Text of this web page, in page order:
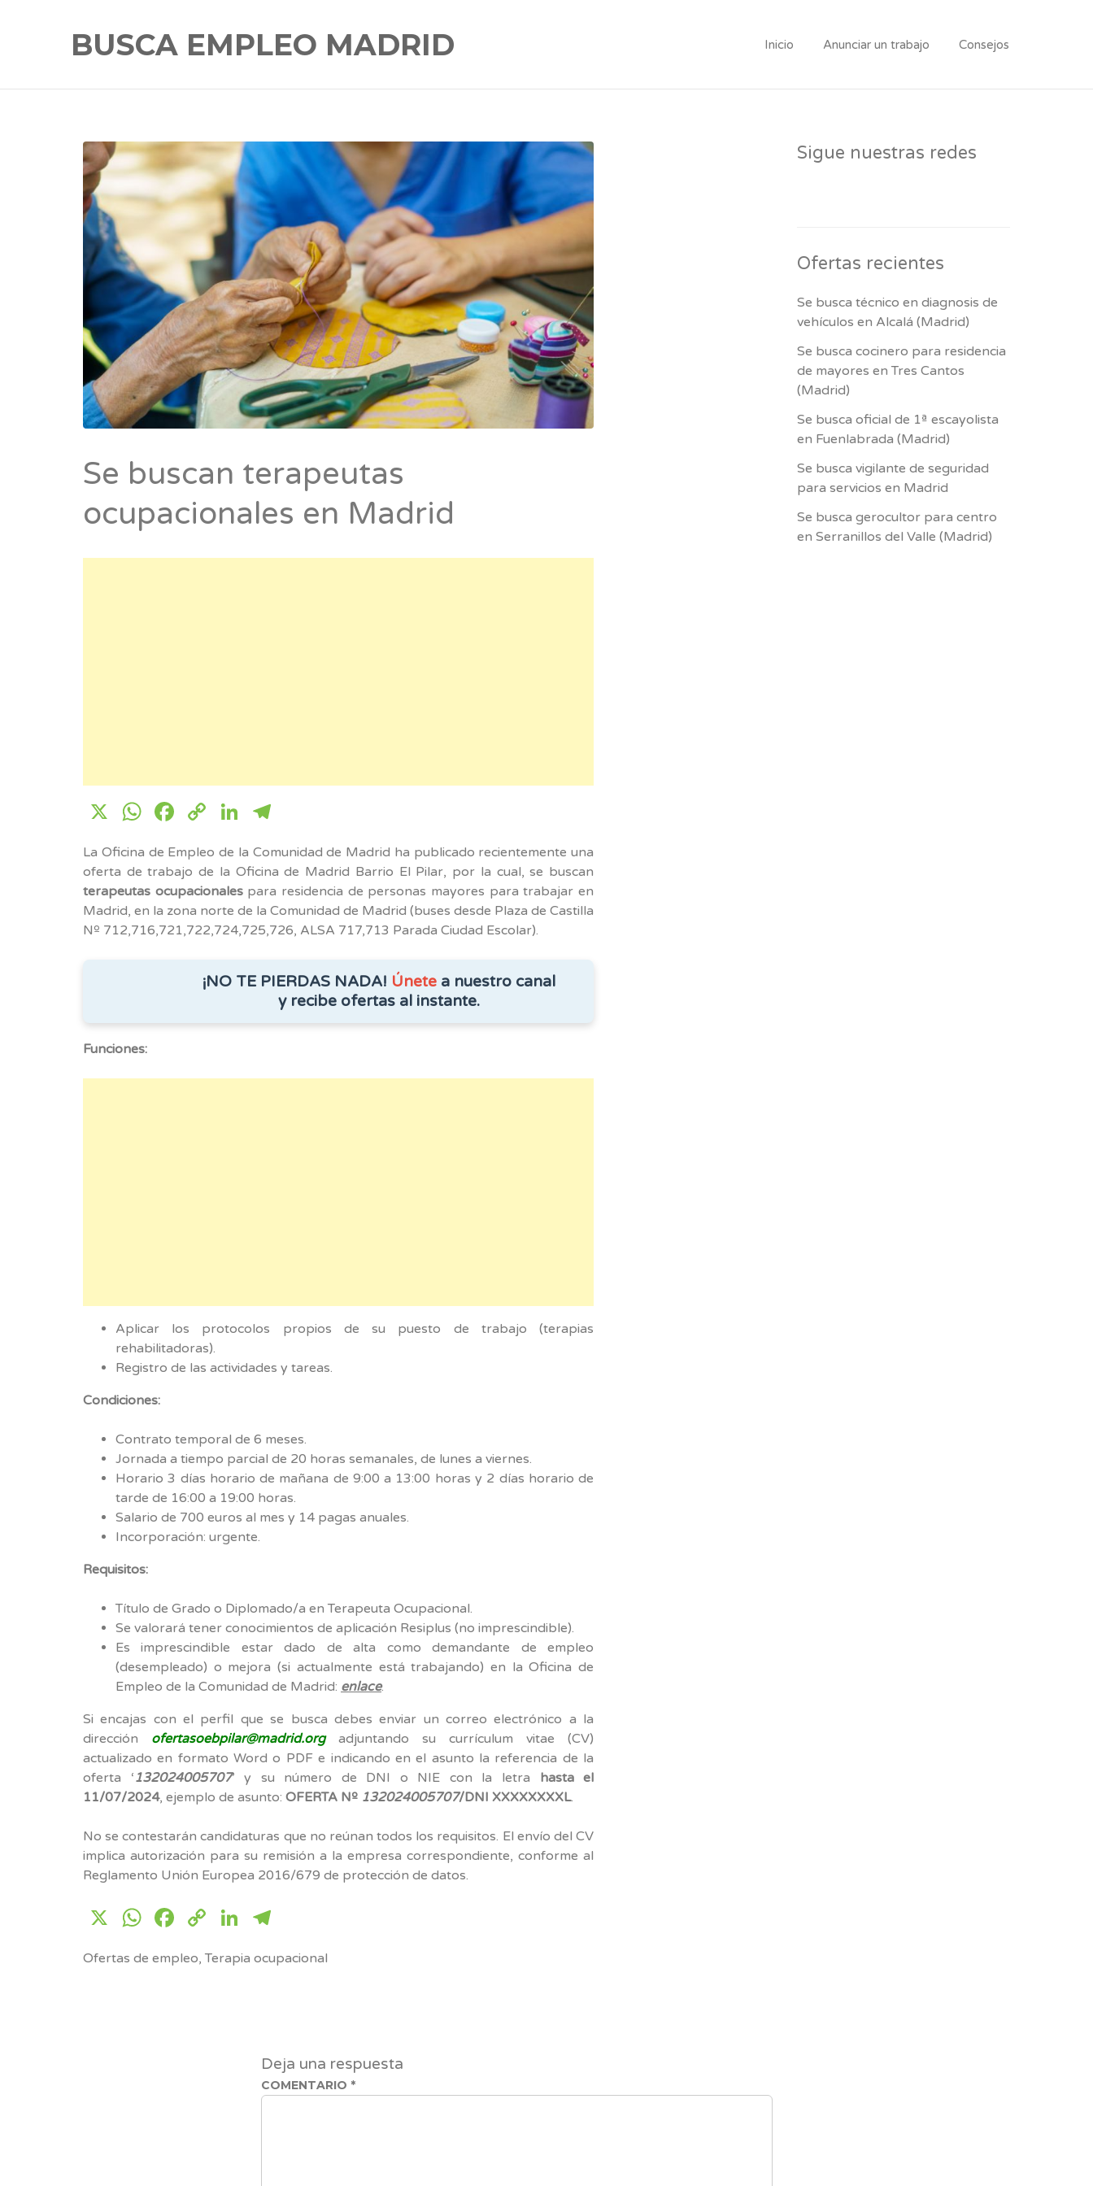
BUSCA EMPLEO MADRID Inicio Anunciar un trabajo Consejos
Se buscan terapeutas
ocupacionales en Madrid
X WhatsApp
Facebook
CopyLinkedIn
La Oficina de Empleo de la Comunidad de Madrid ha publicado recientemente una
oferta de trabajo de la Oficina de Madrid Barrio El Pilar, por la cual, se buscan
terapeutas ocupacionalespara residencia de personas mayores para trabajar en
Madrid, en la zona norte de la Comunidad de Madrid (buses desde Plaza de Castilla
Nº 712,716,721,722,724,725,726, ALSA 717,713 Parada Ciudad Escolar).
¡NO TE PIERDAS NADA! Únete a nuestro canal
y recibe ofertas al instante.
Funciones:
Aplicar los protocolos propios de su puesto de trabajo (terapias
rehabilitadoras).
Registro de las actividades y tareas.
Condiciones:
Contrato temporal de 6 meses.
Jornada a tiempo parcial de 20 horas semanales, de lunes a viernes.
Horario 3 días horario de mañana de 9:00 a 13:00 horas y 2 días horario de
tarde de 16:00 a 19:00 horas.
Salario de 700 euros al mes y 14 pagas anuales.
Incorporación: urgente.
Requisitos:
Título de Grado o Diplomado/a en Terapeuta Ocupacional.
Se valorará tener conocimientos de aplicación Resiplus (no imprescindible).
Es imprescindible estar dado de alta como demandante de empleo
(desempleado) o mejora (si actualmente está trabajando) en la Oficina de
Empleo de la Comunidad de Madrid: enlace.
Si encajas con el perfil que se busca debes enviar un correo electrónico a la
dirección ofertasoebpilar@madrid.orgadjuntando su currículum vitae (CV)
actualizado en formato Word o PDF e indicando en el asunto la referencia de la
oferta ‘132024005707’ y su número de DNI o NIE con la letra hasta el
11/07/2024, ejemplo de asunto: OFERTA Nº 132024005707/DNI XXXXXXXXL.
No se contestarán candidaturas que no reúnan todos los requisitos. El envío del CV
implica autorización para su remisión a la empresa correspondiente, conforme al
Reglamento Unión Europea 2016/679 de protección de datos.
X WhatsApp
Facebook
CopyLinkedIn
Ofertas de empleo, Terapia ocupacional
Deja una respuesta
COMENTARIO *
Sigue nuestras redes
Ofertas recientes
Se busca técnico en diagnosis de
vehículos en Alcalá (Madrid)
Se busca cocinero para residencia
de mayores en Tres Cantos
(Madrid)
Se busca oficial de 1ª escayolista
en Fuenlabrada (Madrid)
Se busca vigilante de seguridad
para servicios en Madrid
Se busca gerocultor para centro
en Serranillos del Valle (Madrid)